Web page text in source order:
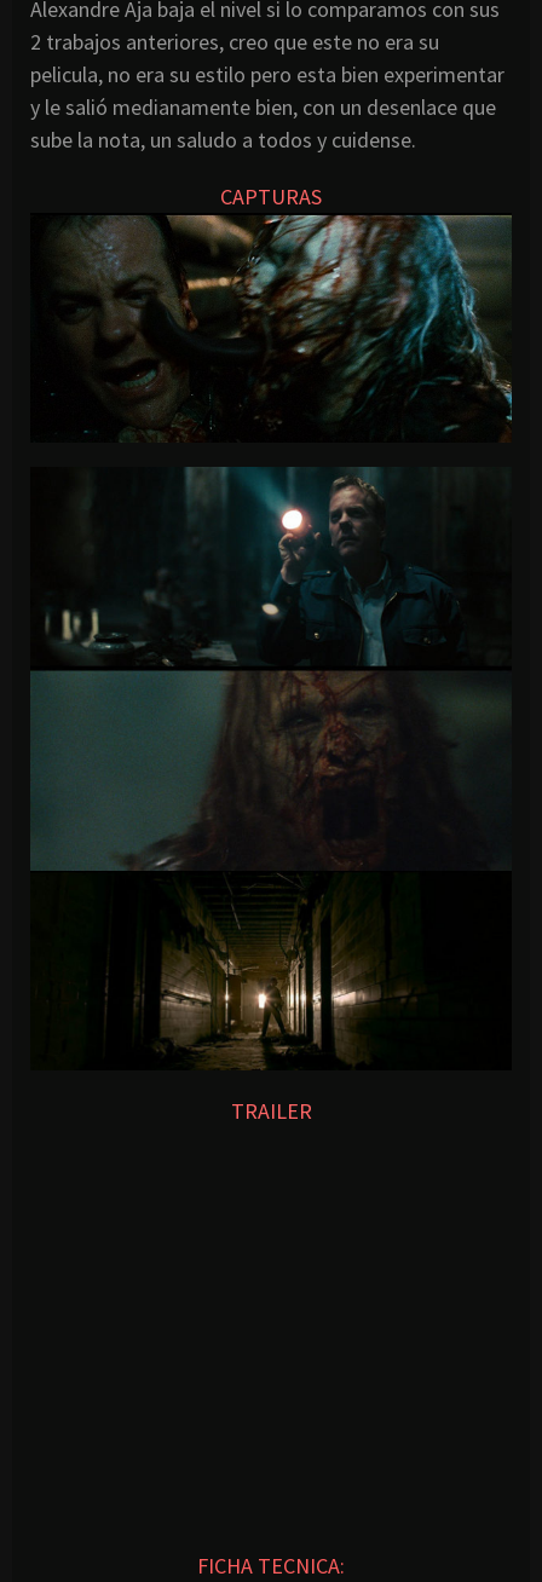
Alexandre Aja baja el nivel si lo comparamos con sus
2 trabajos anteriores, creo que este no era su
pelicula, no era su estilo pero esta bien experimentar
y le salió medianamente bien, con un desenlace que
sube la nota, un saludo a todos y cuidense.
CAPTURAS
TRAILER
FICHA TECNICA: